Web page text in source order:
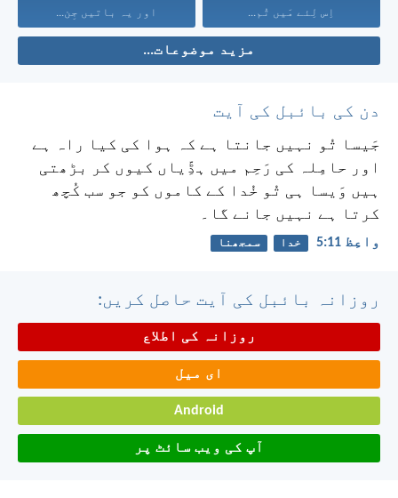
اِس لِئے مَیں تُم... اور یہ باتیں جِن...
مزید موضوعات...
دن کی بائبل کی آیت
جَیسا تُو نہیں جانتا ہے کہ ہوا کی کیا راہ ہے
اور حامِلہ کی رَحِم میں ہڈِّیاں کیوں کر بڑھتی
ہیں وَیسا ہی تُو خُدا کے کاموں کو جو سب کُچھ
کرتا ہے نہیں جانے گا۔
واعِظ 11:‏5 خدا سمجھنا
روزانہ بائبل کی آیت حاصل کریں:
روزانہ کی اطلاع
ای میل
Android
آپ کی ویب سائٹ پر